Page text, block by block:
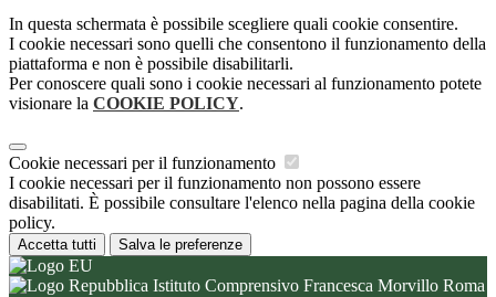
In questa schermata è possibile scegliere quali cookie consentire.
I cookie necessari sono quelli che consentono il funzionamento della
piattaforma e non è possibile disabilitarli.
Per conoscere quali sono i cookie necessari al funzionamento potete
visionare la COOKIE POLICY.
Cookie necessari per il funzionamento
I cookie necessari per il funzionamento non possono essere
disabilitati. È possibile consultare l'elenco nella pagina della cookie
policy.
Accetta tutti Salva le preferenze
Istituto Comprensivo Francesca Morvillo Roma